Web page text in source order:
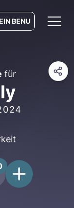
BENU
für